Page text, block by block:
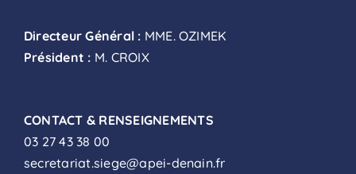
Directeur Général : MME. OZIMEK
Président : M. CROIX
CONTACT & RENSEIGNEMENTS
03 27 43 38 00
secretariat.siege@apei-denain.fr